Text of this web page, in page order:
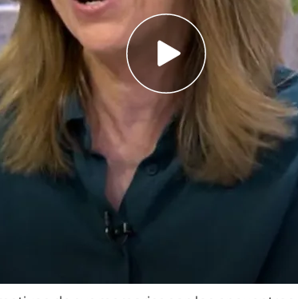
afincada en Los Ángeles
desde hace
el telón de la industria cinematográfica
nuevo libro, ‘
Esto es Hollywood’ (Roca
relata lo que no se ve en las alfombras
rivalidades de un universo que, a pesar de